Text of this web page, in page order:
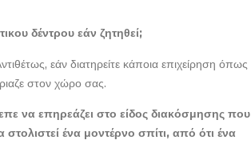
δέντρου εάν ζητηθεί;
εάν διατηρείτε κάποια επιχείρηση όπως
στον χώρο σας.
να επηρεάζει στο είδος διακόσμησης που
ένα μοντέρνο σπίτι, από ότι ένα